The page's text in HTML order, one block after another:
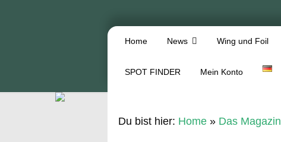
Home News Wing und Foil
SPOT FINDER Mein Konto
Du bist hier: Home» Das Magazin